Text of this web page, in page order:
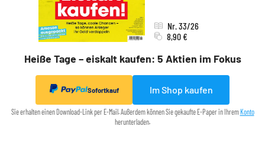
Heiße Tage – eiskalt kaufen: 5 Aktien im Fokus
Nr. 33/26
8,90 €
Sofortkauf Im Shop kaufen
Sie erhalten einen Download-Link per E-Mail. Außerdem können Sie gekaufte E-Paper in Ihrem Konto
herunterladen.